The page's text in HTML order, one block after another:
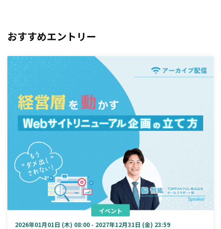
おすすめエントリー
イベント
2026年01月01日 (木) 08:00 - 2027年12月31日 (金) 23:59